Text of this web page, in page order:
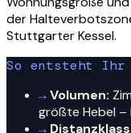
der
Stuttgarter Kessel.
So entsteht Ihr
→Volumen:
größte Hebel –
→